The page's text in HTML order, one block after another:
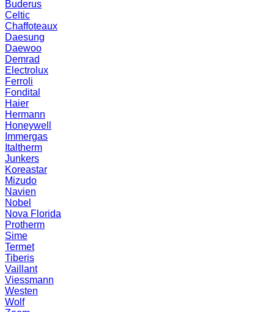
Buderus
Celtic
Chaffoteaux
Daesung
Daewoo
Demrad
Electrolux
Ferroli
Fondital
Haier
Hermann
Honeywell
Immergas
Italtherm
Junkers
Koreastar
Mizudо
Navien
Nobel
Nova Florida
Protherm
Sime
Termet
Tiberis
Vaillant
Viessmann
Westen
Wolf